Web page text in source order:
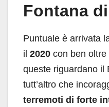
Fontana di
Puntuale è arrivata
il 2020 con ben
queste riguardano il
tutt’altro che
terremoti di forte